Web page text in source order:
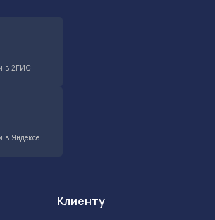
в 2ГИС
в Яндексе
Клиенту